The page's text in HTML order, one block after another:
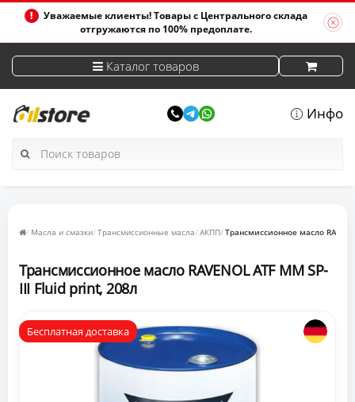
Уважаемые клиенты! Товары с Центрального склада
отгружаются по 100% предоплате.
Каталог товаров
Инфо
Масла и смазки Трансмиссионные масла АКПП Трансмиссионное масло
Трансмиссионное масло RAVENOL ATF MM SP-
III Fluid print, 208л
Бесплатная доставка